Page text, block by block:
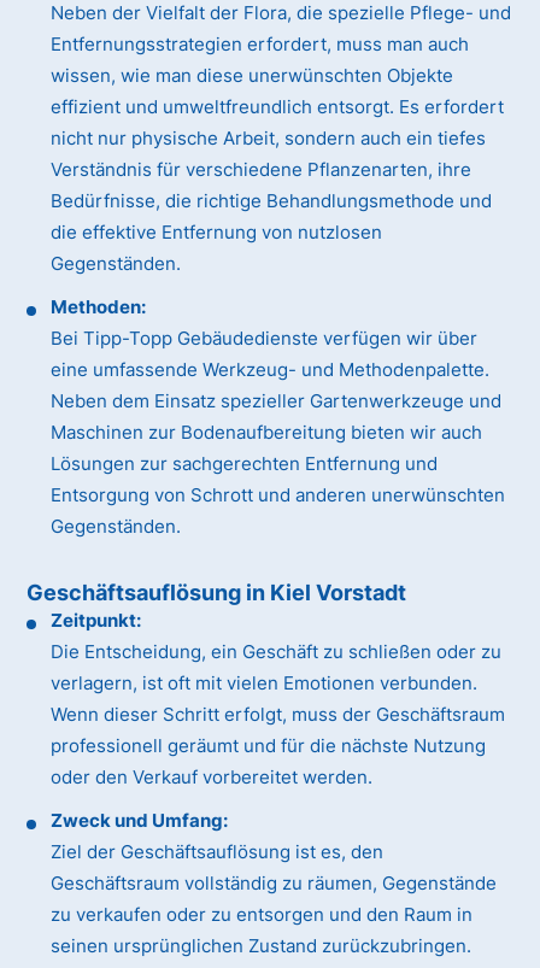
Neben der Vielfalt der Flora, die spezielle Pflege- und
Entfernungsstrategien erfordert, muss man auch
wissen, wie man diese unerwünschten Objekte
effizient und umweltfreundlich entsorgt. Es erfordert
nicht nur physische Arbeit, sondern auch ein tiefes
Verständnis für verschiedene Pflanzenarten, ihre
Bedürfnisse, die richtige Behandlungsmethode und
die effektive Entfernung von nutzlosen
Gegenständen.
Methoden:
Bei Tipp-Topp Gebäudedienste verfügen wir über
eine umfassende Werkzeug- und Methodenpalette.
Neben dem Einsatz spezieller Gartenwerkzeuge und
Maschinen zur Bodenaufbereitung bieten wir auch
Lösungen zur sachgerechten Entfernung und
Entsorgung von Schrott und anderen unerwünschten
Gegenständen.
Geschäftsauflösung in Kiel Vorstadt
Zeitpunkt:
Die Entscheidung, ein Geschäft zu schließen oder zu
verlagern, ist oft mit vielen Emotionen verbunden.
Wenn dieser Schritt erfolgt, muss der Geschäftsraum
professionell geräumt und für die nächste Nutzung
oder den Verkauf vorbereitet werden.
Zweck und Umfang:
Ziel der Geschäftsauflösung ist es, den
Geschäftsraum vollständig zu räumen, Gegenstände
zu verkaufen oder zu entsorgen und den Raum in
seinen ursprünglichen Zustand zurückzubringen.